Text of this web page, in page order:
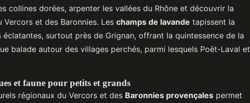
collines dorées, arpenter les vallées du Rhône et découvrir la
Vercors et des Baronnies. Les champs de lavande tapissent la
éclatantes, surtout près de Grignan, offrant la quintessence de la
balade autour des villages perchés, parmi lesquels Poët-Laval et
et faune pour petits et grands
régionaux du Vercors et des Baronnies provençales permet